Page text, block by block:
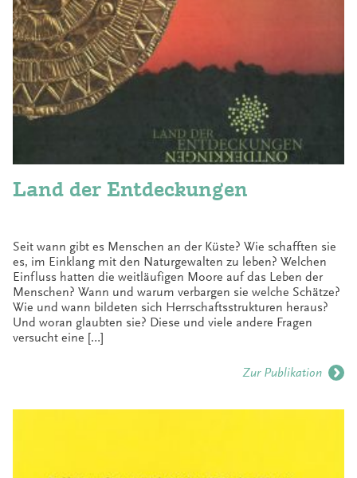
Land der Entdeckungen
Seit wann gibt es Menschen an der Küste? Wie schafften sie
es, im Einklang mit den Naturgewalten zu leben? Welchen
Einfluss hatten die weitläufigen Moore auf das Leben der
Menschen? Wann und warum verbargen sie welche Schätze?
Wie und wann bildeten sich Herrschaftsstrukturen heraus?
Und woran glaubten sie? Diese und viele andere Fragen
versucht eine […]
Zur Publikation